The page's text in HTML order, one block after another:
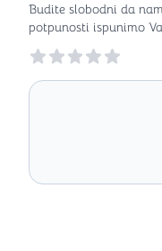
Budite slobodni da
potpunosti ispunimo
Reviews